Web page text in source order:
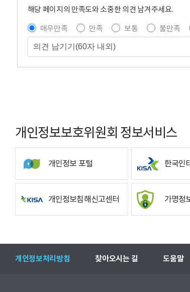
해당 페이지의 만족도와 소중한 의견 남겨주세요.
매우만족
만족 보통 불만족
개인정보보호위원회 정보서비스
개인정보 포털 한국인
개인정보침해신고센터 가명정
개인정보처리방침 찾아오시는 길 도움말